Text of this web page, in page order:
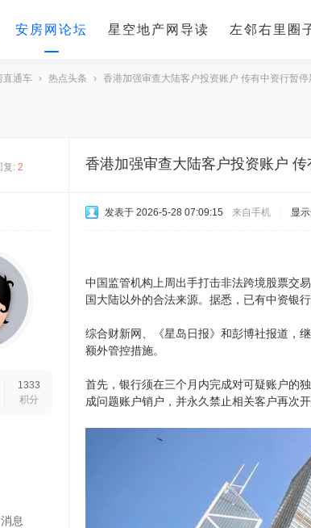
安房网论坛 星空地产网导读 左邻右里圈
直通车 › 热点头条 › 香港加强审查大陆客户投资账户 传有中资行暂停
复: 2 香港加强审查大陆客户投资账户
1333
积分
息
发表于 2026-5-28 07:09:15 来自手机 显
中国监管机构上周出手打击非法跨境股票交
国大陆以外的合法来源。据悉，已有中资银
综合财新网、《星岛日报》和彭博社报道，
额外管控措施。
首先，银行须在三个月内完成对可疑账户的
成问题账户销户，并永久禁止相关客户再次开